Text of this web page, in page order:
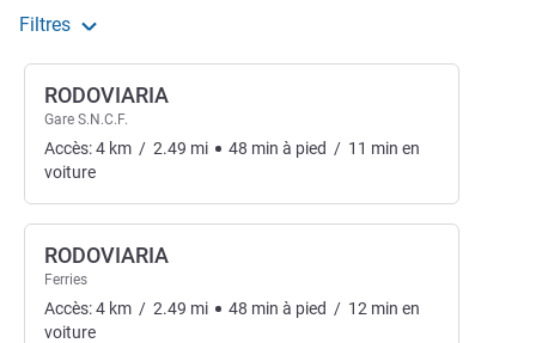
Filtres
RODOVIARIA
Gare S.N.C.F.
Accès:4 km / 2.49 mi 48 min à pied / 11 min en
voiture
RODOVIARIA
Ferries
Accès:4 km / 2.49 mi 48 min à pied / 12 min en
voiture